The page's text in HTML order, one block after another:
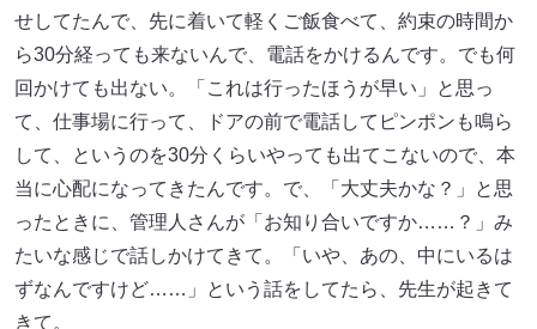
せしてたんで、先に着いて軽くご飯食べて、約束の時間か
ら30分経っても来ないんで、電話をかけるんです。でも何
回かけても出ない。「これは行ったほうが早い」と思っ
て、仕事場に行って、ドアの前で電話してピンポンも鳴ら
して、というのを30分くらいやっても出てこないので、本
当に心配になってきたんです。で、「大丈夫かな？」と思
ったときに、管理人さんが「お知り合いですか……？」み
たいな感じで話しかけてきて。「いや、あの、中にいるは
ずなんですけど……」という話をしてたら、先生が起きて
きて。